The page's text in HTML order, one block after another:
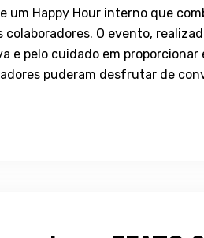
um Happy Hour interno que
O evento,
e pelo cuidado em proporcionar
puderam desfrutar de